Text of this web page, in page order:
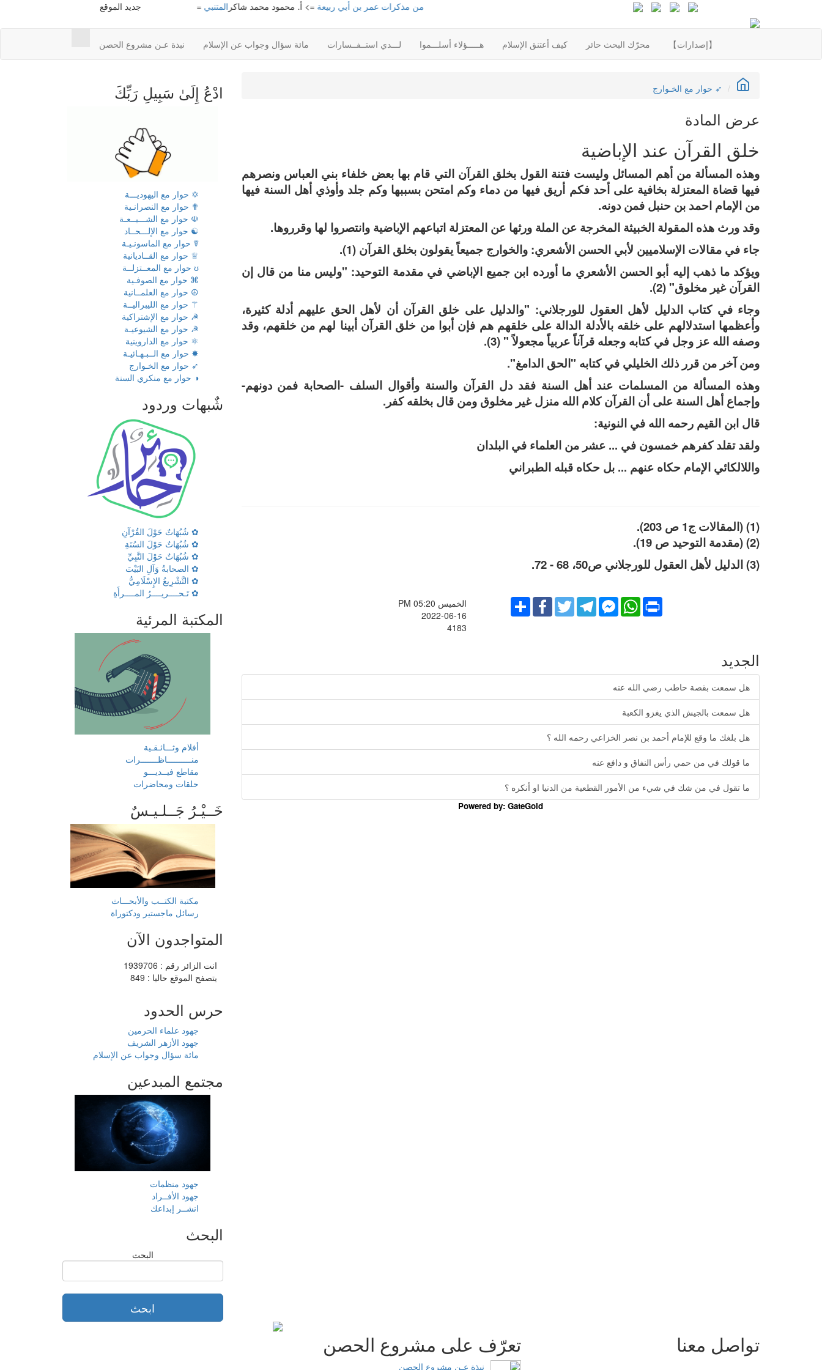
جديد الموقع
معجم محمود محمد شاكر المتنبي=> أ. محمود محمد شاكر من مذكرات عمر بن أبي ربيعة => أ. محمود محمد شاكر
نبذة عـن مشروع الحصن مائة سؤال وجواب عن الإسلام لـــدي استــفــسارات هـــــؤلاء أسلـــموا كيف أعتنق الإسلام محرّك البحث حائر 【إصدارات】
ادْعُ إِلَىٰ سَبِيلِ رَبِّكَ
✡ حوار مع اليهوديـــة
✟ حوار مع النصرانـية
☫ حوار مع الشـــيــعـة
☯ حوار مع الإلـــحــاد
☤ حوار مع الماسونـيـة
♕ حوار مع القــاديانية
ʊ حوار مع المعــتزلــة
⌘ حوار مع الصوفـية
☮ حوار مع العلمــانية
⚚ حوار مع الليبراليــة
☭ حوار مع الإشتراكية
☭ حوار مع الشيوعيـة
⚛ حوار مع الداروينية
✸ حوار مع الــبـهـائيـة
➶ حوار مع الخـوارج
◑ حوار مع منكري السنة
شٌبهات وردود
✿ شُبُهَاتٌ حَوْلَ القُرْآنِ
✿ شُبُهَاتٌ حَوْلَ السُنَةِ
✿ شُبُهَاتٌ حَوْلَ النَّبِيِّ
✿ الصحابةُ وَآلِ البَيْتَ
✿ التَّشْرِيعُ الإِسْلَامِيُّ
✿ تَـحــــريــــرُ المــــرأَةِ
المكتبة المرئية
أفلام وثـــائـقـية
منــــــــــاظـــــــرات
مقاطع فيــديـــو
حلقات ومحاضرات
خَــيْـرُ جَــلـيـسٌ
مكتبة الكتــب والأبحـــاث
رسائل ماجستير ودكتوراة
المتواجدون الآن
انت الزائر رقم : 1939706
يتصفح الموقع حاليا : 849
حرس الحدود
جهود علماء الحرمين
جهود الأزهر الشريف
مائة سؤال وجواب عن الإسلام
مجتمع المبدعين
جهود منظمات
جهود الأفــراد
انشــر إبداعك
البحث
البحث
➶ حوار مع الخـوارج
عرض المادة
خلق القرآن عند الإباضية
وهذه المسألة من أهم المسائل وليست فتنة القول بخلق القرآن التي قام بها بعض خلفاء بني العباس ونصرهم
فيها قضاة المعتزلة بخافية على أحد فكم أريق فيها من دماء وكم امتحن بسببها وكم جلد وأوذي أهل السنة فيها
من الإمام احمد بن حنبل فمن دونه.
وقد ورث هذه المقولة الخبيثة المخرجة عن الملة ورثها عن المعتزلة اتباعهم الإباضية وانتصروا لها وقرروها.
جاء في مقالات الإسلاميين لأبي الحسن الأشعري: والخوارج جميعاً يقولون بخلق القرآن (1).
ويؤكد ما ذهب إليه أبو الحسن الأشعري ما أورده ابن جميع الإباضي في مقدمة التوحيد: "وليس منا من قال إن
القرآن غير مخلوق" (2).
وجاء في كتاب الدليل لأهل العقول للورجلاني: "والدليل على خلق القرآن أن لأهل الحق عليهم أدلة كثيرة،
وأعظمها استدلالهم على خلقه بالأدلة الدالة على خلقهم هم فإن أبوا من خلق القرآن أبينا لهم من خلقهم، وقد
وصفه الله عز وجل في كتابه وجعله قرآناً عربياً مجعولاً " (3).
ومن آخر من قرر ذلك الخليلي في كتابه "الحق الدامغ".
وهذه المسألة من المسلمات عند أهل السنة فقد دل القرآن والسنة وأقوال السلف -الصحابة فمن دونهم-
وإجماع أهل السنة على أن القرآن كلام الله منزل غير مخلوق ومن قال بخلقه كفر.
قال ابن القيم رحمه الله في النونية:
ولقد تقلد كفرهم خمسون في ... عشر من العلماء في البلدان
واللالكائي الإمام حكاه عنهم ... بل حكاه قبله الطبراني
(1) (المقالات ج1 ص 203).
(2) (مقدمة التوحيد ص 19).
(3) الدليل لأهل العقول للورجلاني ص50، 68 - 72.
الخميس PM 05:20
2022-06-16
4183
ShareFacebookTwitter
TelegramFacebook
Messenger
WhatsApp Print
الجديد
هل سمعت بقصة حاطب رضي الله عنه
هل سمعت بالجيش الذي يغزو الكعبة
هل بلغك ما وقع للإمام أحمد بن نصر الخزاعي رحمه الله ؟
ما قولك في من حمي رأس النفاق و دافع عنه
ما تقول في من شك في شيء من الأمور القطعية من الدنيا او أنكره ؟
Powered by: GateGold
تعرّف على مشروع الحصن
نبذة عـن مشروع الحصن
تواصل معنا